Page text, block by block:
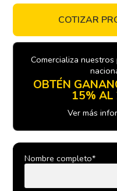
COTIZAR
Comercializa
OBTÉN
15% AL
Ver más
Nombre completo*